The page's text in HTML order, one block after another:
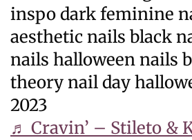
inspo dark feminine
aesthetic nails black
nails halloween nails
theory nail day
2023
♬ Cravin’ – Stileto &